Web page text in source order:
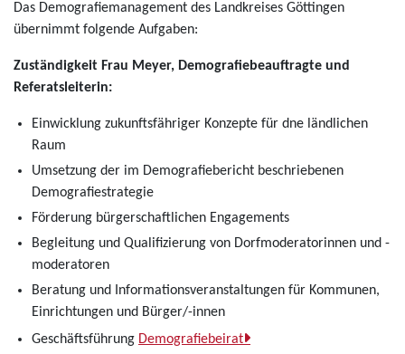
Das Demografiemanagement des Landkreises Göttingen
übernimmt folgende Aufgaben:
Zuständigkeit Frau Meyer, Demografiebeauftragte und
Referatsleiterin:
Einwicklung zukunftsfähriger Konzepte für dne ländlichen
Raum
Umsetzung der im Demografiebericht beschriebenen
Demografiestrategie
Förderung bürgerschaftlichen Engagements
Begleitung und Qualifizierung von Dorfmoderatorinnen und -
moderatoren
Beratung und Informationsveranstaltungen für Kommunen,
Einrichtungen und Bürger/-innen
Geschäftsführung Demografiebeirat